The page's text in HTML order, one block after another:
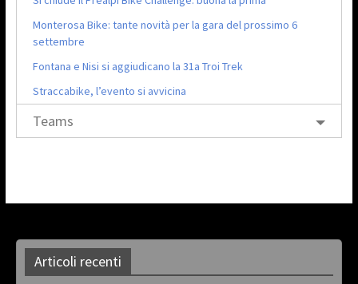
Monterosa Bike: tante novità per la gara del prossimo 6
settembre
Fontana e Nisi si aggiudicano la 31a Troi Trek
Straccabike, l’evento si avvicina
Teams
Articoli recenti